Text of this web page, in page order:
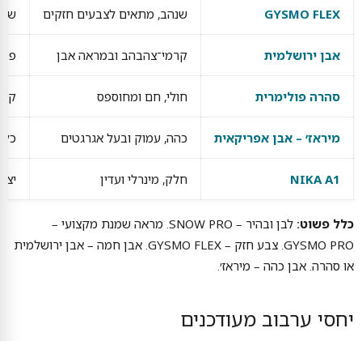
GYSMO FLEX שנהב, מתאים לצבעים חזקים
אבן ירושלמית קרמי־צהבהב ובמראה אבן
סהרה פולימרית חולי, חם ומחוספס
מיראז׳ – אבן אפריקאית כהה, עמוק ובעל אגרגטים
NIKA A1 חלק, מינרלי ועדין
כלל פשוט:
לבן ובהיר – SNOW PRO. מראה שמנת מקצועי –
GYSMO PRO. צבע חזק – GYSMO FLEX. אבן חמה – אבן ירושלמית
או סהרה. אבן כהה – מיראז׳.
יחסי ערבוב מעודכנים